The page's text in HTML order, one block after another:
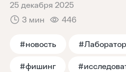
Аналитика
3 мин 446
25 декабря 2025
#новость
#фишинг